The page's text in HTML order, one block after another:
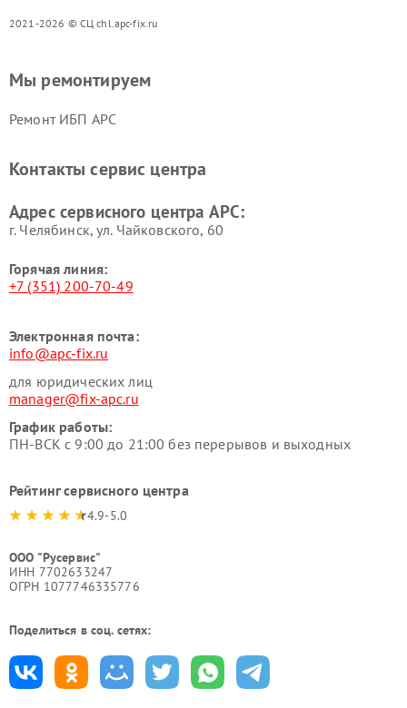
2021-2026 © СЦ chl.apc-fix.ru
Мы ремонтируем
Ремонт ИБП APC
Контакты сервис центра
Адрес сервисного центра APC:
г. Челябинск, ул. Чайковского, 60
Горячая линия:
+7 (351) 200-70-49
Электронная почта:
info@apc-fix.ru
для юридических лиц
manager@fix-apc.ru
График работы:
ПН-ВСК с 9:00 до 21:00 без перерывов и выходных
Рейтинг сервисного центра
4.9-5.0
ООО "Русервис"
ИНН 7702633247
ОГРН 1077746335776
Поделиться в соц. сетях: